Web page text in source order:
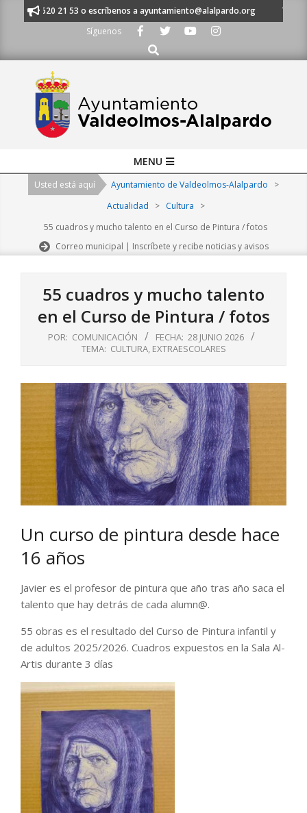
al 91 620 21 53 o escríbenos a ayuntamiento@alalpardo.org
TE
Síguenos
Buscar
Navigation
MENU
Usted está aquí Ayuntamiento de Valdeolmos-Alalpardo
>
Actualidad
> Cultura
>
55 cuadros y mucho talento en el Curso de Pintura / fotos
Correo municipal | Inscríbete y recibe noticias y avisos
55 cuadros y mucho talento
en el Curso de Pintura / fotos
POR: COMUNICACIÓN FECHA: 28 JUNIO 2026
TEMA: CULTURA, EXTRAESCOLARES
Un curso de pintura desde hace
16 años
Javier es el profesor de pintura que año tras año saca el
talento que hay detrás de cada alumn@.
55 obras es el resultado del Curso de Pintura infantil y
de adultos 2025/2026. Cuadros expuestos en la Sala Al-
Artis durante 3 días